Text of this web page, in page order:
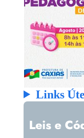
Links
Leis e